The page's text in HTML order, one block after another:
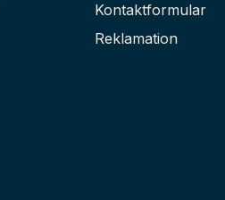
Kontaktformular
Reklamation